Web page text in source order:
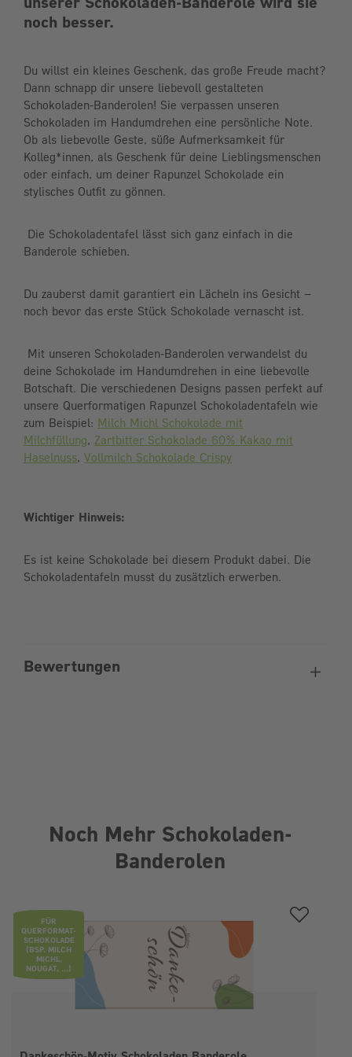
noch besser.
Du willst ein kleines Geschenk, das große Freude macht?
Dann schnapp dir unsere liebevoll gestalteten
Schokoladen-Banderolen! Sie verpassen unseren
Schokoladen im Handumdrehen eine persönliche Note.
Ob als liebevolle Geste, süße Aufmerksamkeit für
Kolleg*innen, als Geschenk für deine Lieblingsmenschen
oder einfach, um deiner Rapunzel Schokolade ein
stylisches Outfit zu gönnen.
Die Schokoladentafel lässt sich ganz einfach in die
Banderole schieben.
Du zauberst damit garantiert ein Lächeln ins Gesicht –
noch bevor das erste Stück Schokolade vernascht ist.
Mit unseren Schokoladen-Banderolen verwandelst du
deine Schokolade im Handumdrehen in eine liebevolle
Botschaft. Die verschiedenen Designs passen perfekt auf
unsere Querformatigen Rapunzel Schokoladentafeln wie
zum Beispiel: Milch Michl Schokolade mit
Milchfüllung, Zartbitter Schokolade 60% Kakao mit
Haselnuss, Vollmilch Schokolade Crispy
Wichtiger Hinweis:
Es ist keine Schokolade bei diesem Produkt dabei. Die
Schokoladentafeln musst du zusätzlich erwerben.
Bewertungen
Noch Mehr Schokoladen-
Banderolen
FÜR
QUERFORMAT-
SCHOKOLADE
(BSP. MILCH
MICHL,
NOUGAT, ...)